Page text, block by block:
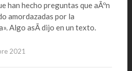
han hecho preguntas que aÃºn
amordazadas por la
Algo asÃ­ dijo en un texto.
2021